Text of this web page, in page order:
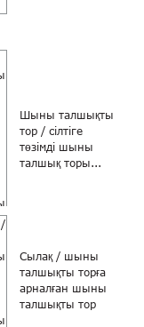
Шыны талшықты
тор / сілтіге
төзімді шыны
талшық торы...
Сылақ / шыны
талшықты торға
арналған шыны
талшықты тор